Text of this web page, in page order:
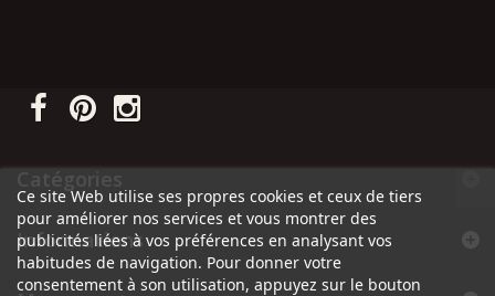
Ce site Web utilise ses propres cookies et ceux de tiers
pour améliorer nos services et vous montrer des
publicités liées à vos préférences en analysant vos
habitudes de navigation. Pour donner votre
consentement à son utilisation, appuyez sur le bouton
Informations